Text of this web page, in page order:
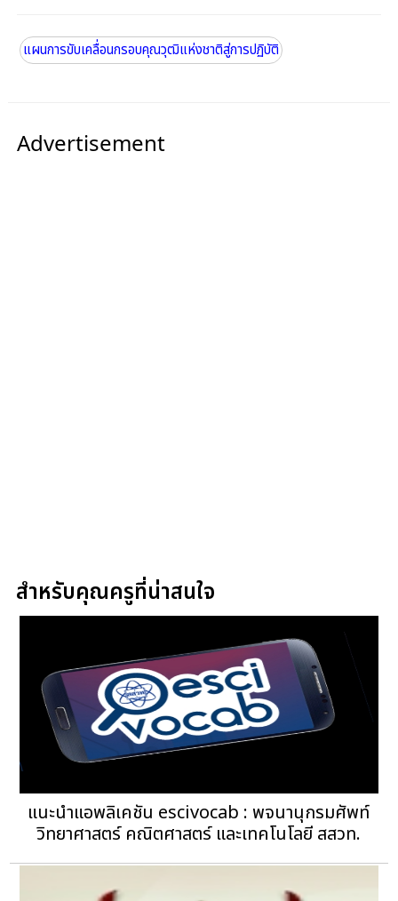
แผนการขับเคลื่อนกรอบคุณวุฒิแห่งชาติสู่การปฏิบัติ
Advertisement
สำหรับคุณครูที่น่าสนใจ
แนะนำแอพลิเคชัน escivocab : พจนานุกรมศัพท์
วิทยาศาสตร์ คณิตศาสตร์ และเทคโนโลยี สสวท.